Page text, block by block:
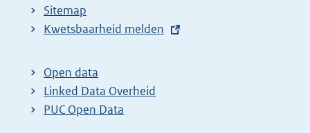
Sitemap
E
t
e
r
Kwetsbaarheid melden
Open data
Linked Data Overheid
PUC Open Data